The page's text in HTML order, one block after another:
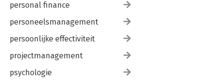
personal finance
personeelsmanagement
persoonlijke effectiviteit
projectmanagement
psychologie